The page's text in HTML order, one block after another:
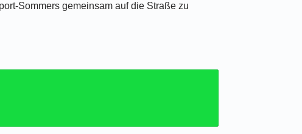
Sommers gemeinsam auf die Straße zu